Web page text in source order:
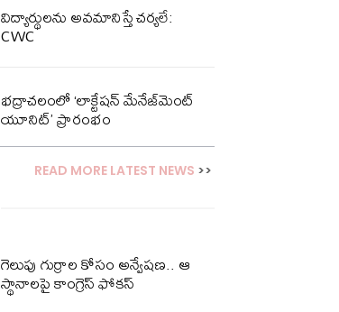
విద్యార్థులను అవమానిస్తే చర్యలే:
CWC
భద్రాచలంలో ‘లాక్టేషన్ మేనేజ్‌మెంట్
యూనిట్’ ప్రారంభం
READ MORE LATEST NEWS >>
గెలుపు గుర్రాల కోసం అన్వేషణ.. ఆ
స్థానాలపై కాంగ్రెస్ ఫోకస్